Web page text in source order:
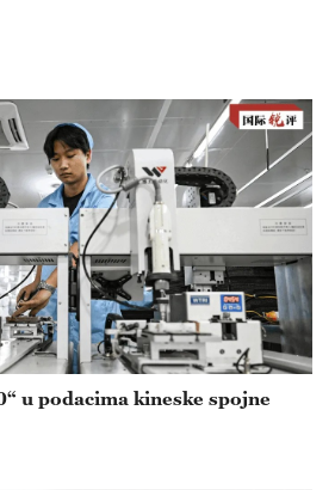
u podacima kineske spojne